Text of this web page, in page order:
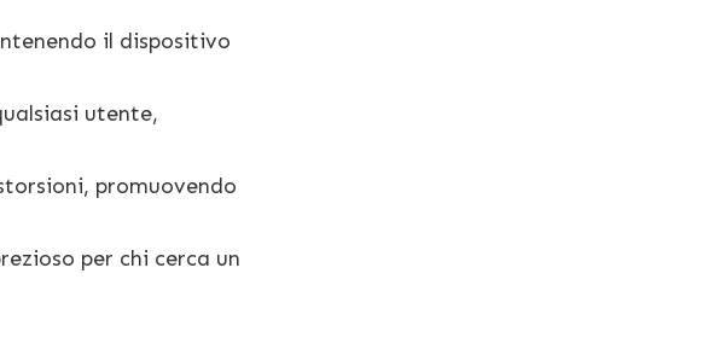
il dispositivo
utente,
promuovendo
per chi cerca un